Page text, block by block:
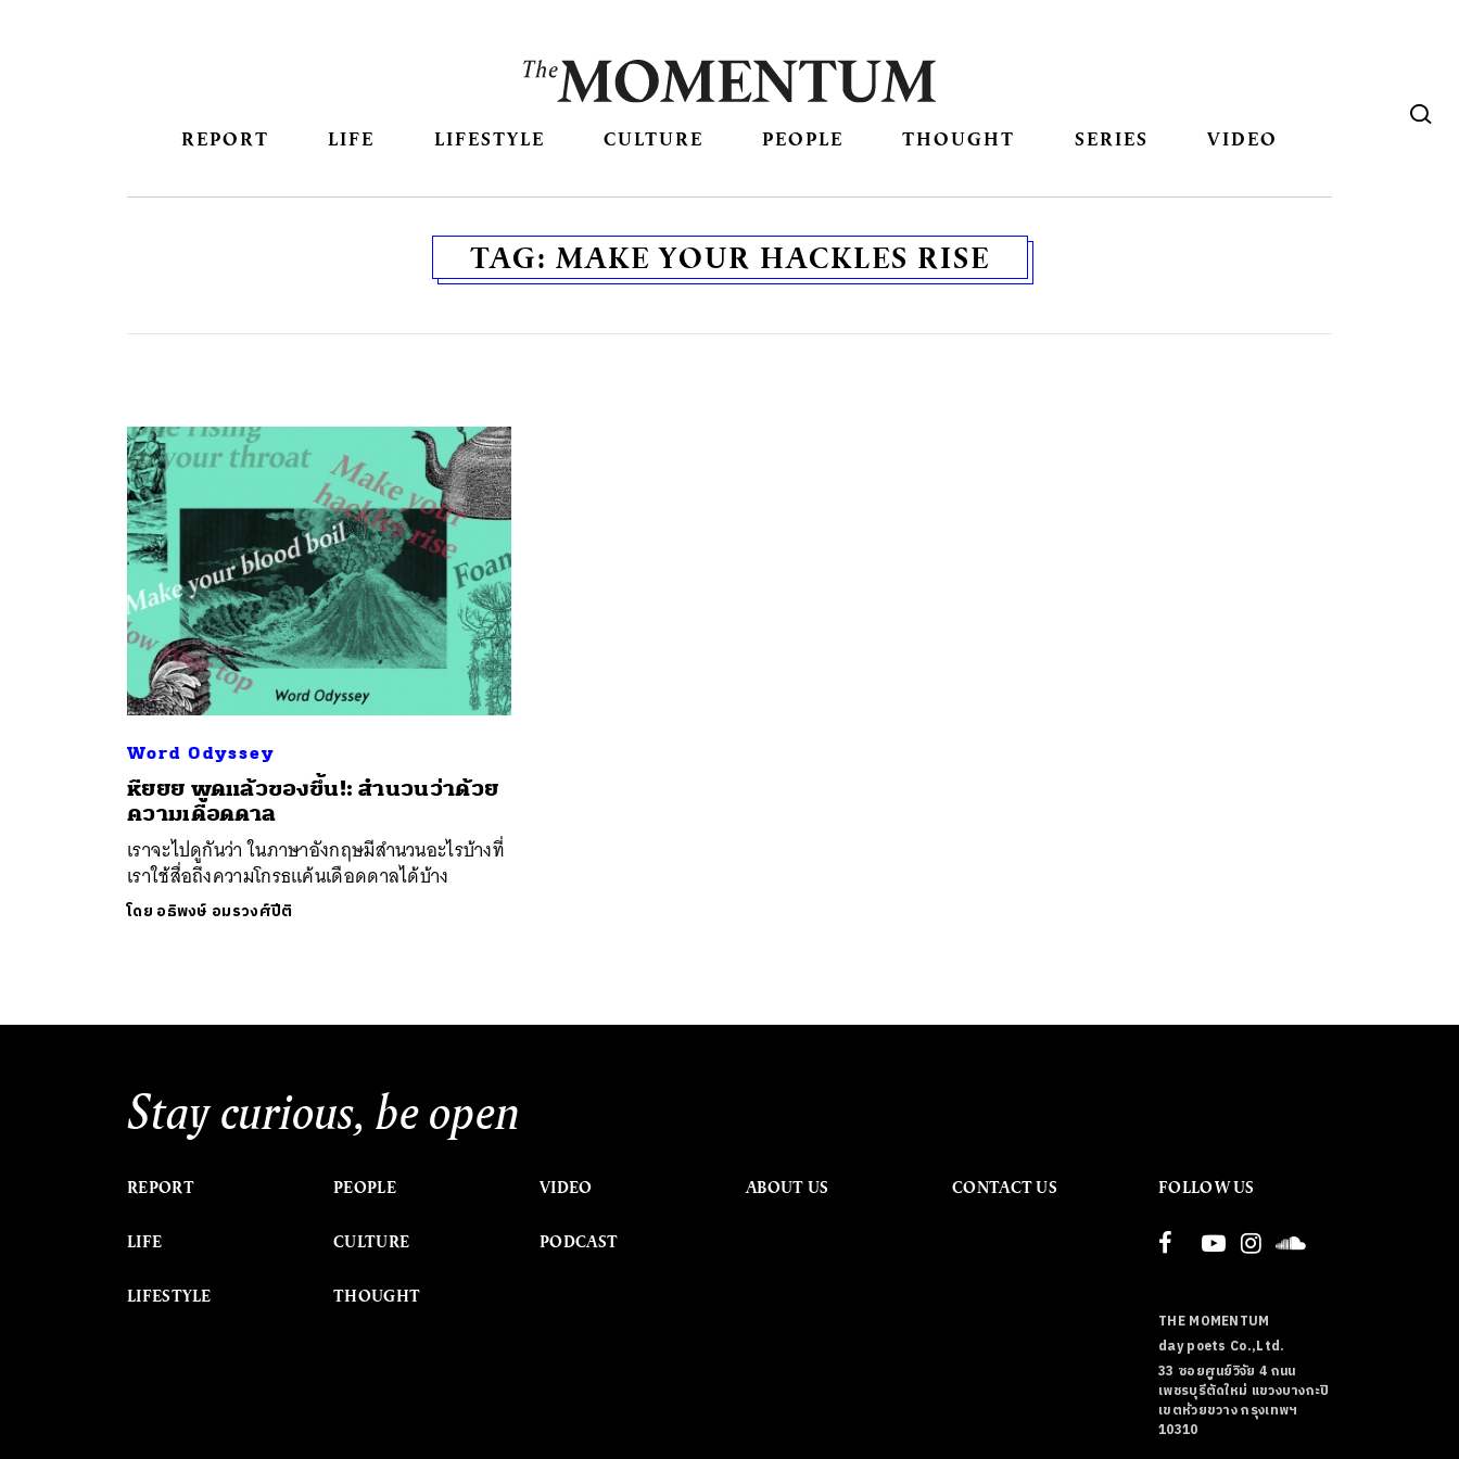
REPORT LIFE LIFESTYLE CULTURE PEOPLE THOUGHT SERIES VIDEO
TAG: MAKE YOUR HACKLES RISE
Word Odyssey
หืยยย พูดแล้วของขึ้น!: สำนวนว่าด้วย
ความเดือดดาล
เราจะไปดูกันว่า ในภาษาอังกฤษมีสำนวนอะไรบ้างที่
เราใช้สื่อถึงความโกรธแค้นเดือดดาลได้บ้าง
โดย อธิพงษ์ อมรวงศ์ปีติ
Stay curious, be open
REPORT
LIFE
LIFESTYLE
PEOPLE
CULTURE
THOUGHT
VIDEO
PODCAST
ABOUT US CONTACT US FOLLOW US
THE MOMENTUM
day poets Co.,Ltd.
33 ซอยศูนย์วิจัย 4 ถนน
เพชรบุรีตัดใหม่ แขวงบางกะปิ
เขตห้วยขวาง กรุงเทพฯ
10310